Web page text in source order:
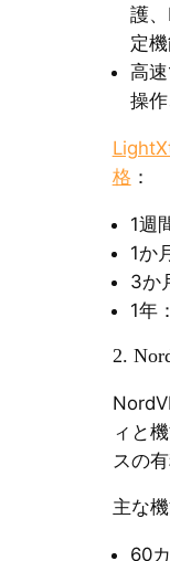
護
定機
高
操
格 ：
1週
1か
3か
1年
2.
ィと
スの
主な機
60